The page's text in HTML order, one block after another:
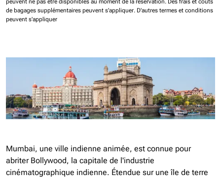
peuvent ne pas être disponibles au moment de la réservation. Des frais et coûts
de bagages supplémentaires peuvent s'appliquer. D'autres termes et conditions
peuvent s'appliquer
Mumbai, une ville indienne animée, est connue pour
abriter Bollywood, la capitale de l'industrie
cinématographique indienne. Étendue sur une île de terre